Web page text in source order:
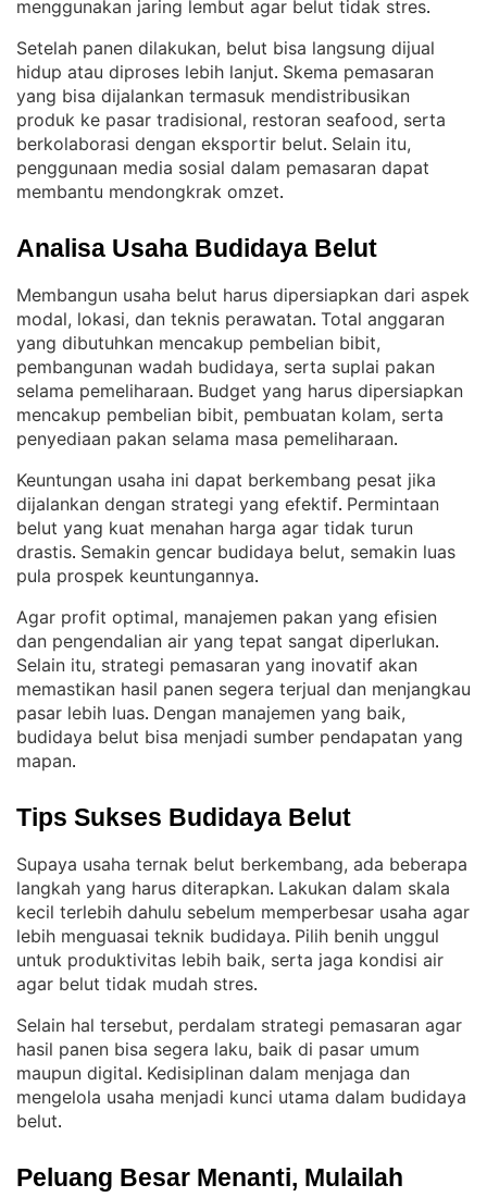
menggunakan jaring lembut agar belut tidak stres.
Setelah panen dilakukan, belut bisa langsung dijual
hidup atau diproses lebih lanjut. Skema pemasaran
yang bisa dijalankan termasuk mendistribusikan
produk ke pasar tradisional, restoran seafood, serta
berkolaborasi dengan eksportir belut. Selain itu,
penggunaan media sosial dalam pemasaran dapat
membantu mendongkrak omzet.
Analisa Usaha Budidaya Belut
Membangun usaha belut harus dipersiapkan dari aspek
modal, lokasi, dan teknis perawatan. Total anggaran
yang dibutuhkan mencakup pembelian bibit,
pembangunan wadah budidaya, serta suplai pakan
selama pemeliharaan. Budget yang harus dipersiapkan
mencakup pembelian bibit, pembuatan kolam, serta
penyediaan pakan selama masa pemeliharaan.
Keuntungan usaha ini dapat berkembang pesat jika
dijalankan dengan strategi yang efektif. Permintaan
belut yang kuat menahan harga agar tidak turun
drastis. Semakin gencar budidaya belut, semakin luas
pula prospek keuntungannya.
Agar profit optimal, manajemen pakan yang efisien
dan pengendalian air yang tepat sangat diperlukan
Selain itu, strategi pemasaran yang inovatif akan
memastikan hasil panen segera terjual dan menjangkau
pasar lebih luas. Dengan manajemen yang baik,
budidaya belut bisa menjadi sumber pendapatan yang
mapan.
Tips Sukses Budidaya Belut
Supaya usaha ternak belut berkembang, ada beberapa
langkah yang harus diterapkan. Lakukan dalam skala
kecil terlebih dahulu sebelum memperbesar usaha agar
lebih menguasai teknik budidaya. Pilih benih unggul
untuk produktivitas lebih baik, serta jaga kondisi air
agar belut tidak mudah stres.
Selain hal tersebut, perdalam strategi pemasaran agar
hasil panen bisa segera laku, baik di pasar umum
maupun digital. Kedisiplinan dalam menjaga dan
mengelola usaha menjadi kunci utama dalam budidaya
belut.
Peluang Besar Menanti, Mulailah